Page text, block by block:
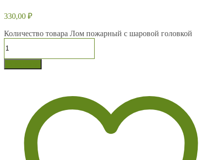
330,00 ₽
Количество товара Лом пожарный с шаровой головкой